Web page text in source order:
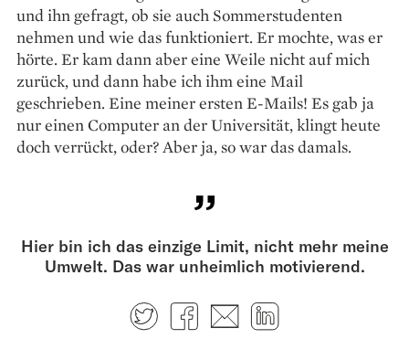
und ihn gefragt, ob sie auch Sommerstudenten
nehmen und wie das funktioniert. Er mochte, was er
hörte. Er kam dann aber eine Weile nicht auf mich
zurück, und dann habe ich ihm eine Mail
geschrieben. Eine meiner ersten E-Mails! Es gab ja
nur einen Computer an der Universität, klingt heute
doch verrückt, oder? Aber ja, so war das damals.
Hier bin ich das einzige Limit, nicht mehr meine
Umwelt. Das war unheimlich motivierend.
TwitterFacebook
E-mail